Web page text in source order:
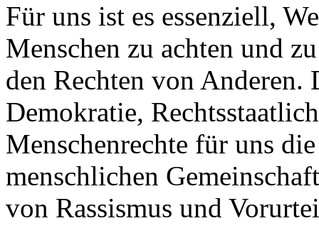
Für uns ist es essenziell,
Menschen zu achten und
den Rechten von Anderen.
Demokratie,
Menschenrechte für uns
menschlichen
von Rassismus und